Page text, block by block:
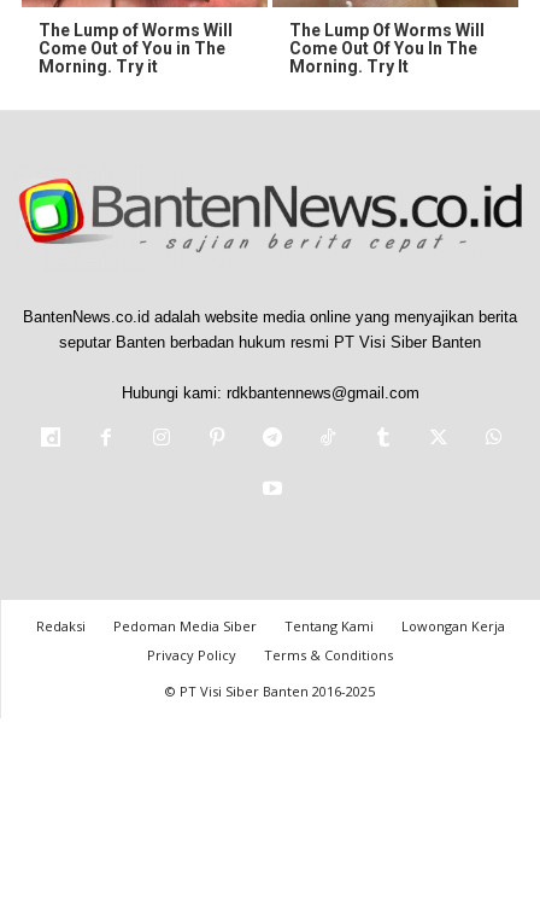
The Lump of Worms Will
Come Out of You in The
Morning. Try it
The Lump Of Worms Will
Come Out Of You In The
Morning. Try It
BantenNews.co.id adalah website media online yang menyajikan berita
seputar Banten berbadan hukum resmi PT Visi Siber Banten
Hubungi kami: rdkbantennews@gmail.com
Redaksi Pedoman Media Siber Tentang Kami
Lowongan Kerja
Privacy Policy
Terms & Conditions
© PT Visi Siber Banten 2016-2025